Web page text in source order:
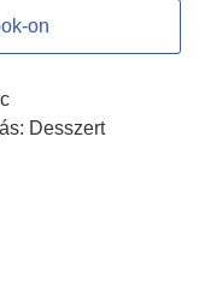
on
Desszert